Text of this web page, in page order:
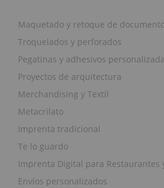
Maquetado y retoque de
Troquelados y perforados
Pegatinas y adhesivos
Proyectos de arquitectura
Merchandising y Textil
Metacrilato
Imprenta tradicional
Te lo guardo
Imprenta Digital para Restaurantes
Envíos personalizados